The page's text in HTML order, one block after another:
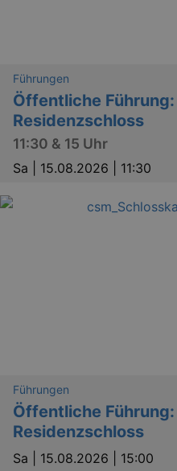
Führungen
Öffentliche
Residenzschloss
11:30 & 15 Uhr
Sa | 15.08.2026 | 11:30
Führungen
Öffentliche
Residenzschloss
Sa | 15.08.2026 | 15:00